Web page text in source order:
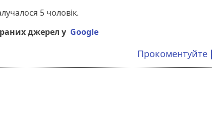
5 чоловік.
джерел у Google
Прокоментуйте